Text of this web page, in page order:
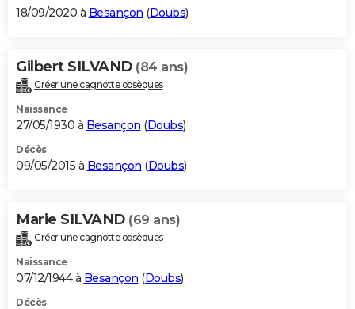
S'inscrire
Se connecter
Lycées
Collèges
Primaires
Universités
Entreprises
Service militaire
Avis de recherche
AVIS DE DÉCÈS
Bricolage
Lifestyle
Culture
Sport
Auto
Television
Voyage
Cinema
18/09/2020 à Besançon (Doubs)
Gilbert SILVAND (84 ans)
Créer une cagnotte obsèques
Naissance
27/05/1930 à Besançon (Doubs)
Décès
09/05/2015 à Besançon (Doubs)
Marie SILVAND (69 ans)
Créer une cagnotte obsèques
Naissance
07/12/1944 à Besançon (Doubs)
Décès